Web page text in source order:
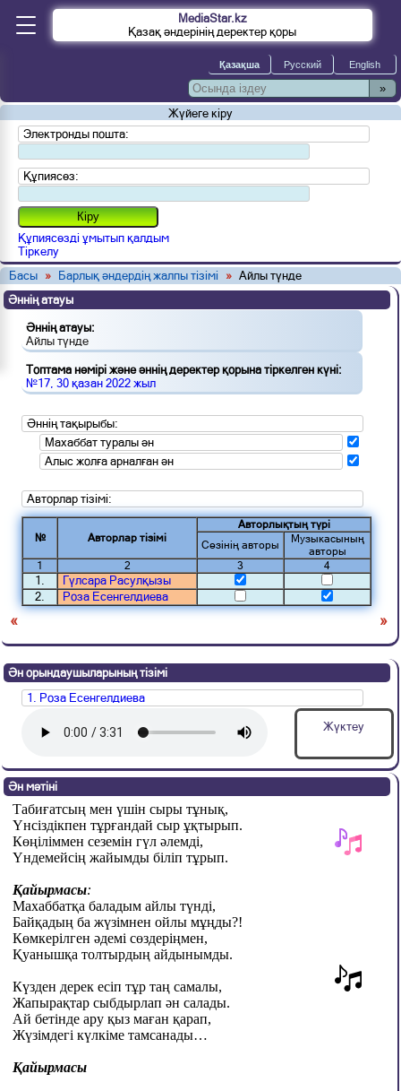
MediaStar.kz
Қазақ әндерінің деректер қоры
»
Жүйеге кіру
Электронды пошта:
Құпиясөз:
Құпиясөзді ұмытып қалдым
Тіркелу
Басы » Барлық әндердің жалпы тізімі » Айлы түнде
Әннің атауы
Әннің атауы:
Айлы түнде
Топтама нөмірі және әннің деректер қорына тіркелген күні:
№17, 30 қазан 2022 жыл
Әннің тақырыбы:
Махаббат туралы ән
Алыс жолға арналған ән
Авторлар тізімі:
№ Авторлар тізімі
Авторлықтың түрі
Сөзінің авторы
Музыкасының
авторы
1
2 3 4
1.
Гүлсара Расулқызы
2.
Роза Есенгелдиева
« »
Ән орындаушыларының тізімі
1. Роза Есенгелдиева
Жүктеу
Ән мәтіні
Табиғатсың мен үшін сыры тұнық,
Үнсіздікпен тұрғандай сыр ұқтырып.
Көңіліммен сеземін гүл әлемді,
Үндемейсің жайымды біліп тұрып.
Қайырмасы:
Махаббатқа баладым айлы түнді,
Байқадың ба жүзімнен ойлы мұңды?!
Көмкерілген әдемі сөздеріңмен,
Қуанышқа толтырдың айдынымды.
Күзден дерек есіп тұр таң самалы,
Жапырақтар сыбдырлап ән салады.
Ай бетінде ару қыз маған қарап,
Жүзімдегі күлкіме тамсанады…
Қайырмасы